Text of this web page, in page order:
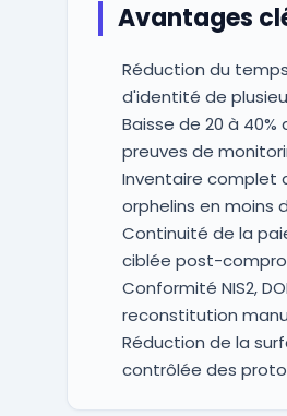
Avantages
Réduction du
d'identité de
Baisse de 20 à
preuves de
Inventaire complet
orphelins en moins
Continuité de la
ciblée post-
Conformité NIS2,
reconstitution
Réduction de la
contrôlée des